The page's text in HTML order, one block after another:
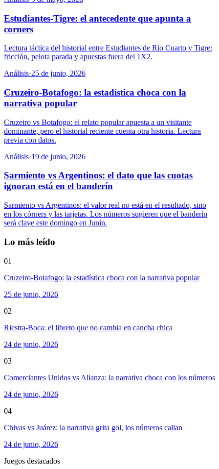
Estudiantes-Tigre: el antecedente que apunta a
corners
Lectura táctica del historial entre Estudiantes de Río Cuarto y Tigre:
fricción, pelota parada y apuestas fuera del 1X2.
Análisis·25 de junio, 2026
Cruzeiro-Botafogo: la estadística choca con la
narrativa popular
Cruzeiro vs Botafogo: el relato popular apuesta a un visitante
dominante, pero el historial reciente cuenta otra historia. Lectura
previa con datos.
Análisis·19 de junio, 2026
Sarmiento vs Argentinos: el dato que las cuotas
ignoran está en el banderín
Sarmiento vs Argentinos: el valor real no está en el resultado, sino
en los córners y las tarjetas. Los números sugieren que el banderín
será clave este domingo en Junín.
Lo más leído
01
Cruzeiro-Botafogo: la estadística choca con la narrativa popular
25 de junio, 2026
02
Riestra-Boca: el libreto que no cambia en cancha chica
24 de junio, 2026
03
Comerciantes Unidos vs Alianza: la narrativa choca con los números
24 de junio, 2026
04
Chivas vs Juárez: la narrativa grita gol, los números callan
24 de junio, 2026
Juegos destacados